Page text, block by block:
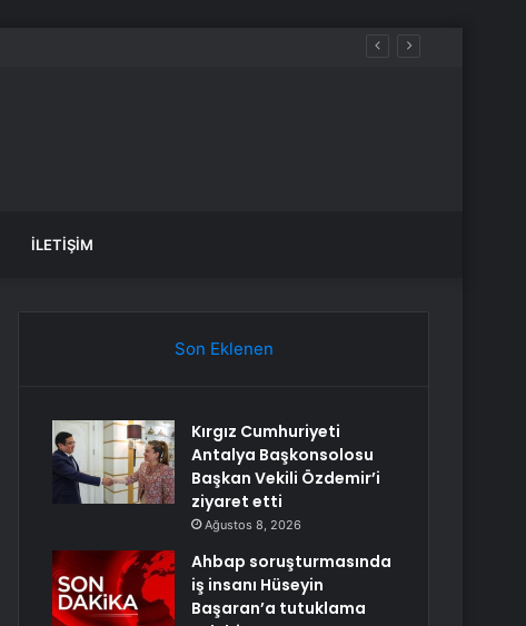
İLETIŞIM
Son Eklenen
Kırgız Cumhuriyeti
Antalya Başkonsolosu
Başkan Vekili Özdemir’i
ziyaret etti
Ağustos 8, 2026
Ahbap soruşturmasında
iş insanı Hüseyin
Başaran’a tutuklama